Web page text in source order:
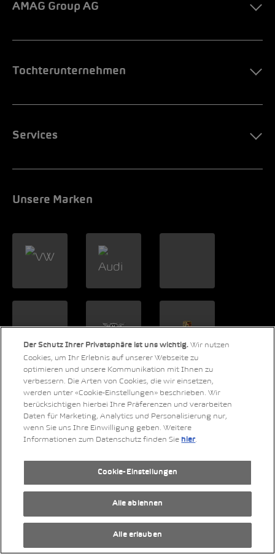
AMAG Group AG
Tochterunternehmen
Services
Unsere Marken
TwitterYouTubeInstagram
© 2026 Copyright AMAG Group AG
Der Schutz Ihrer Privatsphäre ist uns wichtig. Wir nutzen
Cookies, um Ihr Erlebnis auf unserer Webseite zu
optimieren und unsere Kommunikation mit Ihnen zu
verbessern. Die Arten von Cookies, die wir einsetzen,
werden unter «Cookie-Einstellungen» beschrieben. Wir
berücksichtigen hierbei Ihre Präferenzen und verarbeiten
Daten für Marketing, Analytics und Personalisierung nur,
wenn Sie uns Ihre Einwilligung geben. Weitere
Informationen zum Datenschutz finden Sie hier.
Cookie-Einstellungen
Alle ablehnen
Alle erlauben